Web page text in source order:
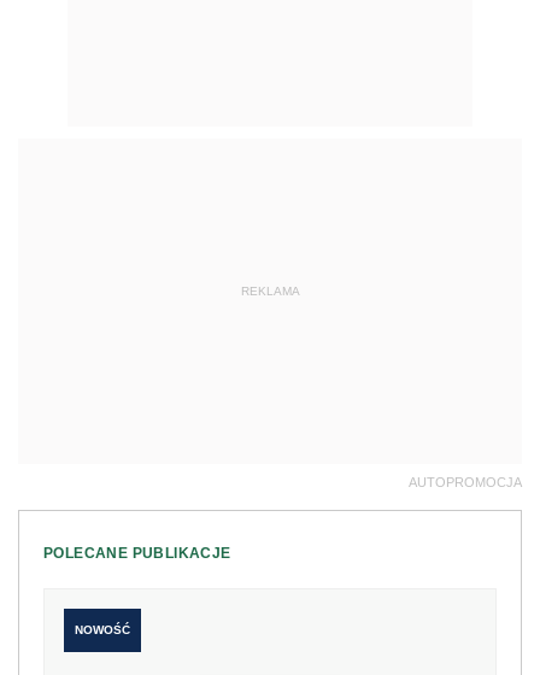
REKLAMA
AUTOPROMOCJA
POLECANE PUBLIKACJE
NOWOŚĆ